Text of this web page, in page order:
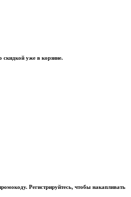
уже в корзине.
Регистрируйтесь, чтобы накапливать